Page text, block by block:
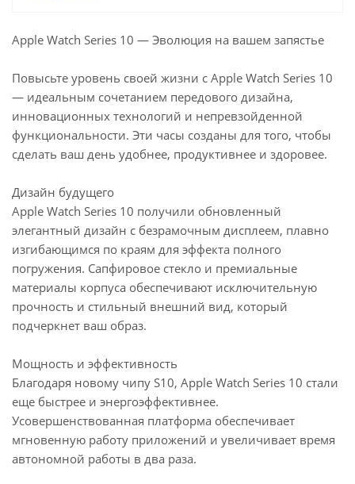
Apple Watch Series 10 — Эволюция на вашем запястье
Повысьте уровень своей жизни с Apple Watch Series 10
— идеальным сочетанием передового дизайна,
инновационных технологий и непревзойденной
функциональности. Эти часы созданы для того, чтобы
сделать ваш день удобнее, продуктивнее и здоровее.
Дизайн будущего
Apple Watch Series 10 получили обновленный
элегантный дизайн с безрамочным дисплеем, плавно
изгибающимся по краям для эффекта полного
погружения. Сапфировое стекло и премиальные
материалы корпуса обеспечивают исключительную
прочность и стильный внешний вид, который
подчеркнет ваш образ.
Мощность и эффективность
Благодаря новому чипу S10, Apple Watch Series 10 стали
еще быстрее и энергоэффективнее.
Усовершенствованная платформа обеспечивает
мгновенную работу приложений и увеличивает время
автономной работы в два раза.